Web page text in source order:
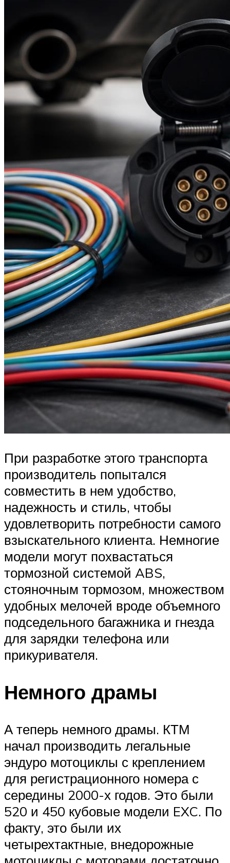
При разработке этого транспорта
производитель попытался
совместить в нем удобство,
надежность и стиль, чтобы
удовлетворить потребности самого
взыскательного клиента. Немногие
модели могут похвастаться
тормозной системой ABS,
стояночным тормозом, множеством
удобных мелочей вроде объемного
подседельного багажника и гнезда
для зарядки телефона или
прикуривателя.
Немного драмы
А теперь немного драмы. КТМ
начал производить легальные
эндуро мотоциклы с креплением
для регистрационного номера с
середины 2000-х годов. Это были
520 и 450 кубовые модели EXC. По
факту, это были их
четырехтактные, внедорожные